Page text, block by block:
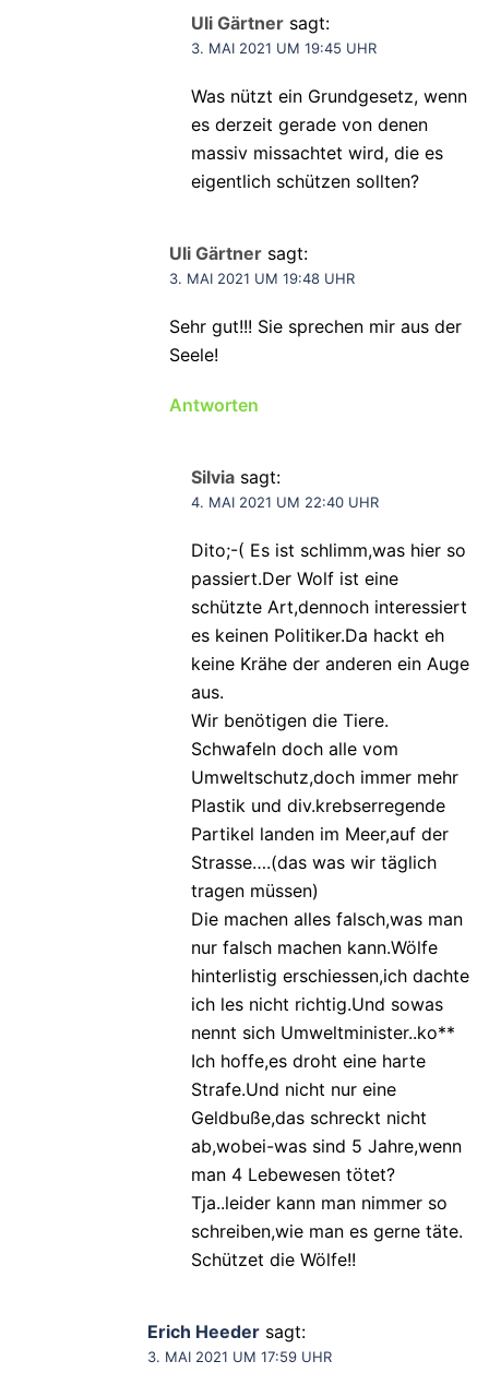
Uli Gärtner sagt:
3. MAI 2021 UM 19:45 UHR
Was nützt ein Grundgesetz, wenn
es derzeit gerade von denen
massiv missachtet wird, die es
eigentlich schützen sollten?
Uli Gärtner sagt:
3. MAI 2021 UM 19:48 UHR
Sehr gut!!! Sie sprechen mir aus der
Seele!
Antworten
Silvia sagt:
4. MAI 2021 UM 22:40 UHR
Dito;-( Es ist schlimm,was hier so
passiert.Der Wolf ist eine
schützte Art,dennoch interessiert
es keinen Politiker.Da hackt eh
keine Krähe der anderen ein Auge
aus.
Wir benötigen die Tiere.
Schwafeln doch alle vom
Umweltschutz,doch immer mehr
Plastik und div.krebserregende
Partikel landen im Meer,auf der
Strasse….(das was wir täglich
tragen müssen)
Die machen alles falsch,was man
nur falsch machen kann.Wölfe
hinterlistig erschiessen,ich dachte
ich les nicht richtig.Und sowas
nennt sich Umweltminister..ko**
Ich hoffe,es droht eine harte
Strafe.Und nicht nur eine
Geldbuße,das schreckt nicht
ab,wobei-was sind 5 Jahre,wenn
man 4 Lebewesen tötet?
Tja..leider kann man nimmer so
schreiben,wie man es gerne täte.
Schützet die Wölfe!!
Erich Heeder sagt:
3. MAI 2021 UM 17:59 UHR